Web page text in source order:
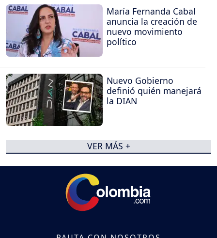
María Fernanda Cabal
anuncia la creación de
nuevo movimiento
político
Nuevo Gobierno
definió quién manejará
la DIAN
VER MÁS +